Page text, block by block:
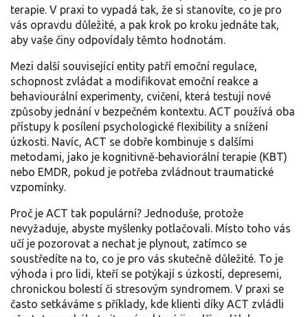
terapie. V praxi to vypadá tak, že si stanovíte, co je pro
vás opravdu důležité, a pak krok po kroku jednáte tak,
aby vaše činy odpovídaly těmto hodnotám.
Mezi další související entity patří emoční regulace,
schopnost zvládat a modifikovat emoční reakce a
behaviourální experimenty, cvičení, která testují nové
způsoby jednání v bezpečném kontextu. ACT používá oba
přístupy k posílení psychologické flexibility a snížení
úzkosti. Navíc, ACT se dobře kombinuje s dalšími
metodami, jako je kognitivně‑behaviorální terapie (KBT)
nebo EMDR, pokud je potřeba zvládnout traumatické
vzpomínky.
Proč je ACT tak populární? Jednoduše, protože
nevyžaduje, abyste myšlenky potlačovali. Místo toho vás
učí je pozorovat a nechat je plynout, zatímco se
soustředíte na to, co je pro vás skutečně důležité. To je
výhoda i pro lidi, kteří se potýkají s úzkostí, depresemi,
chronickou bolestí či stresovým syndromem. V praxi se
často setkáváme s příklady, kde klienti díky ACT zvládli